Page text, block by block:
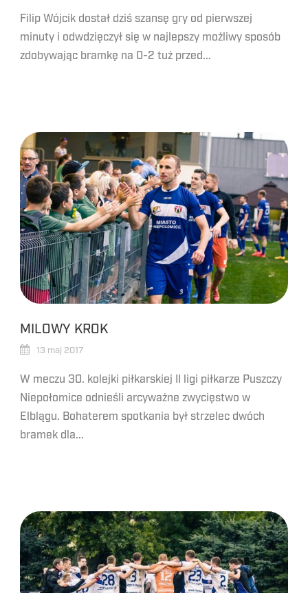
Filip Wójcik dostał dziś szansę gry od pierwszej
minuty i odwdzięczył się w najlepszy możliwy sposób
zdobywając bramkę na 0-2 tuż przed...
MILOWY KROK
13 maj 2017
W meczu 30. kolejki piłkarskiej II ligi piłkarze Puszczy
Niepołomice odnieśli arcyważne zwycięstwo w
Elblągu. Bohaterem spotkania był strzelec dwóch
bramek dla...